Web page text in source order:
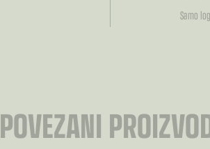
Samo
POVEZANI